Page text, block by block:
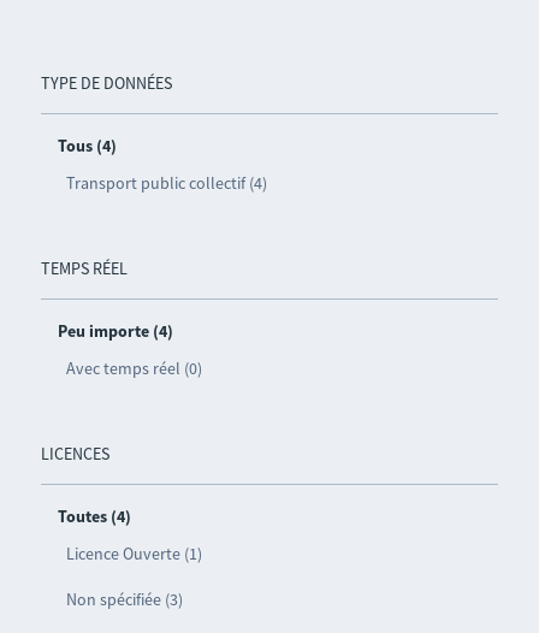
TYPE DE DONNÉES
Tous (4)
Transport public collectif (4)
TEMPS RÉEL
Peu importe (4)
Avec temps réel (0)
LICENCES
Toutes (4)
Licence Ouverte (1)
Non spécifiée (3)